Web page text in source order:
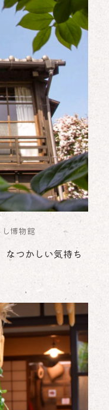
博物館
なつかしい気持ち